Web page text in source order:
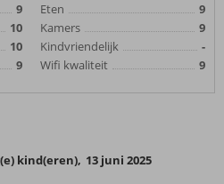
9
10
10
9
Eten
9
Kamers
9
Kindvriendelijk
-
Wifi kwaliteit
9
kind(eren), 13 juni 2025